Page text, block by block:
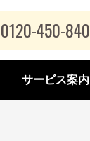
0120-450-840
サービス案内